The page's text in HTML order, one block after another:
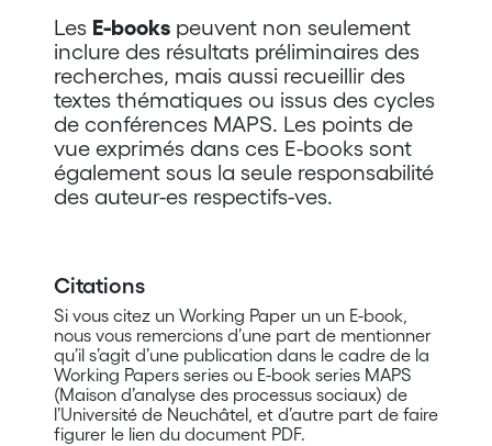
Les E-bookspeuvent non seulement
inclure des résultats préliminaires des
recherches, mais aussi recueillir des
textes thématiques ou issus des cycles
de conférences MAPS. Les points de
vue exprimés dans ces E-books sont
également sous la seule responsabilité
des auteur-es respectifs-ves.
Citations
Si vous citez un Working Paper un un E-book,
nous vous remercions d’une part de mentionner
qu’il s’agit d’une publication dans le cadre de la
Working Papers series ou E-book series MAPS
(Maison d’analyse des processus sociaux) de
l’Université de Neuchâtel, et d’autre part de faire
figurer le lien du document PDF.